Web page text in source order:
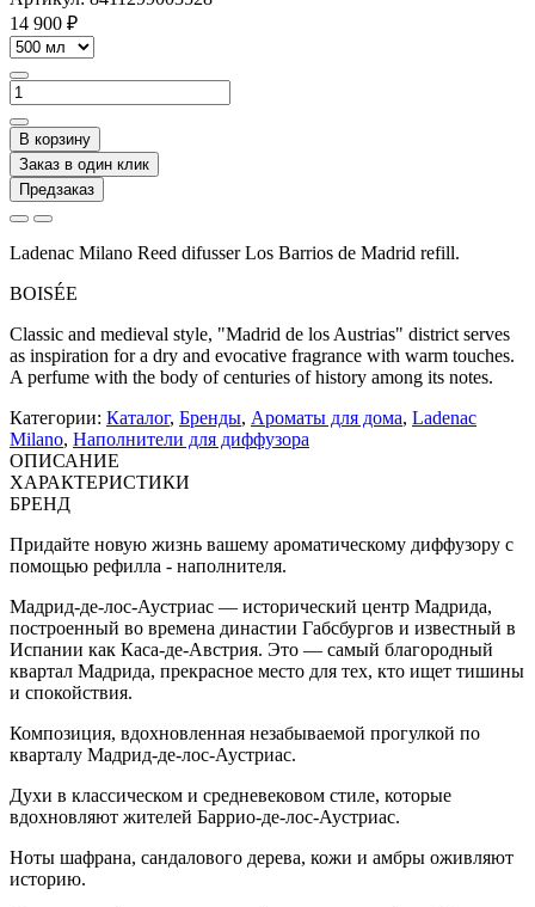
14 900 ₽
В корзину
Заказ в один клик
Предзаказ
Ladenac Milano Reed difusser Los Barrios de Madrid refill.
BOISÉE
Classic and medieval style, "Madrid de los Austrias" district serves
as inspiration for a dry and evocative fragrance with warm touches.
A perfume with the body of centuries of history among its notes.
Категории: Каталог, Бренды, Ароматы для дома, Ladenac
Milano, Наполнители для диффузора
ОПИСАНИЕ
ХАРАКТЕРИСТИКИ
БРЕНД
Придайте новую жизнь вашему ароматическому диффузору с
помощью рефилла - наполнителя.
Мадрид-де-лос-Аустриас — исторический центр Мадрида,
построенный во времена династии Габсбургов и известный в
Испании как Каса-де-Австрия. Это — самый благородный
квартал Мадрида, прекрасное место для тех, кто ищет тишины
и спокойствия.
Композиция, вдохновленная незабываемой прогулкой по
кварталу Мадрид-де-лос-Аустриас.
Духи в классическом и средневековом стиле, которые
вдохновляют жителей Баррио-де-лос-Аустриас.
Ноты шафрана, сандалового дерева, кожи и амбры оживляют
историю.